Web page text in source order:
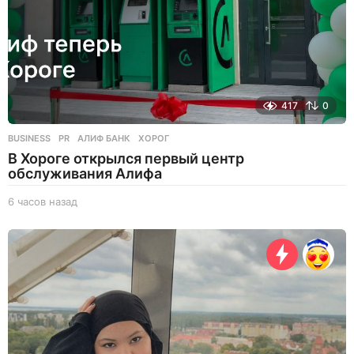
417 0
BUSINESS ,PR АЛИФ БАНК ,ХОРОГ
В Хороге открылся первый центр
обслуживания Алифа
6 часов назад
а
о
в
а
з